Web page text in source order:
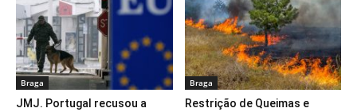
Braga
JMJ. Portugal recusou a
Braga
Restrição de Queimas e